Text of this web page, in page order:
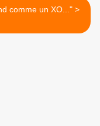
"Rond comme un XO..." >